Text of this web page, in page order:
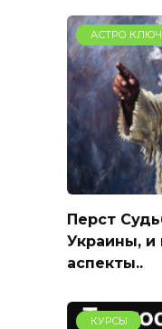
АСТРО
Перст
Украины, и
аспекты..
КУРСЫ